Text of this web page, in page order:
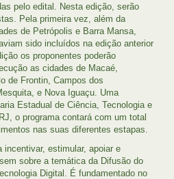
pelo edital. Nesta edição, serão
Pela primeira vez, além da
de Petrópolis e Barra Mansa,
sido incluídos na edição anterior
os proponentes poderão
as cidades de Macaé,
de Frontin, Campos dos
e Nova Iguaçu. Uma
Estadual de Ciência, Tecnologia e
o programa contará com um total
nas suas diferentes estapas.
estimular, apoiar e
sobre a temática da Difusão do
Digital. É fundamentado no